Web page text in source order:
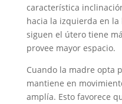
característica
hacia la izquierda en la
siguen el útero tiene
provee mayor espacio.
Cuando la madre opta
mantiene en
amplía. Esto favorece